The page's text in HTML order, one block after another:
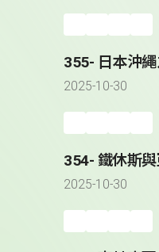
355- 日本沖
2025-10-30
354- 鐵休斯
2025-10-30